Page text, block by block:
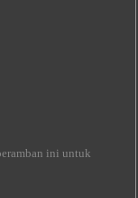
ini untuk